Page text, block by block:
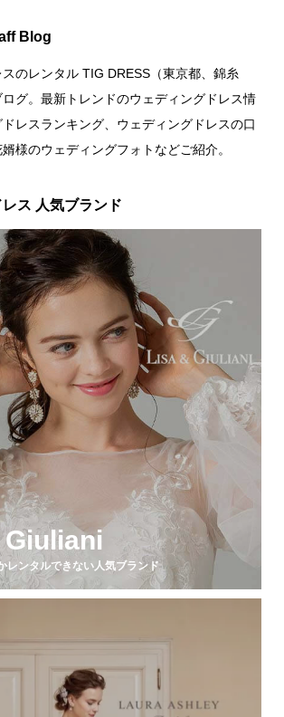
Blog
のレンタル TIG DRESS（東京都、錦糸
グ。最新トレンドのウェディングドレス情
レスランキング、ウェディングドレスの口
様のウェディングフォトなどご紹介。
ス 人気ブランド
レンタルできない人気ブランド